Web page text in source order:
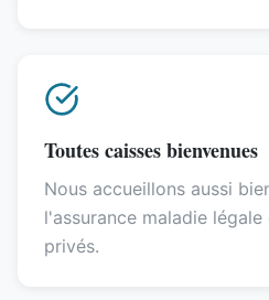
Toutes caisses bienvenues
Nous accueillons aussi
l'assurance maladie
privés.